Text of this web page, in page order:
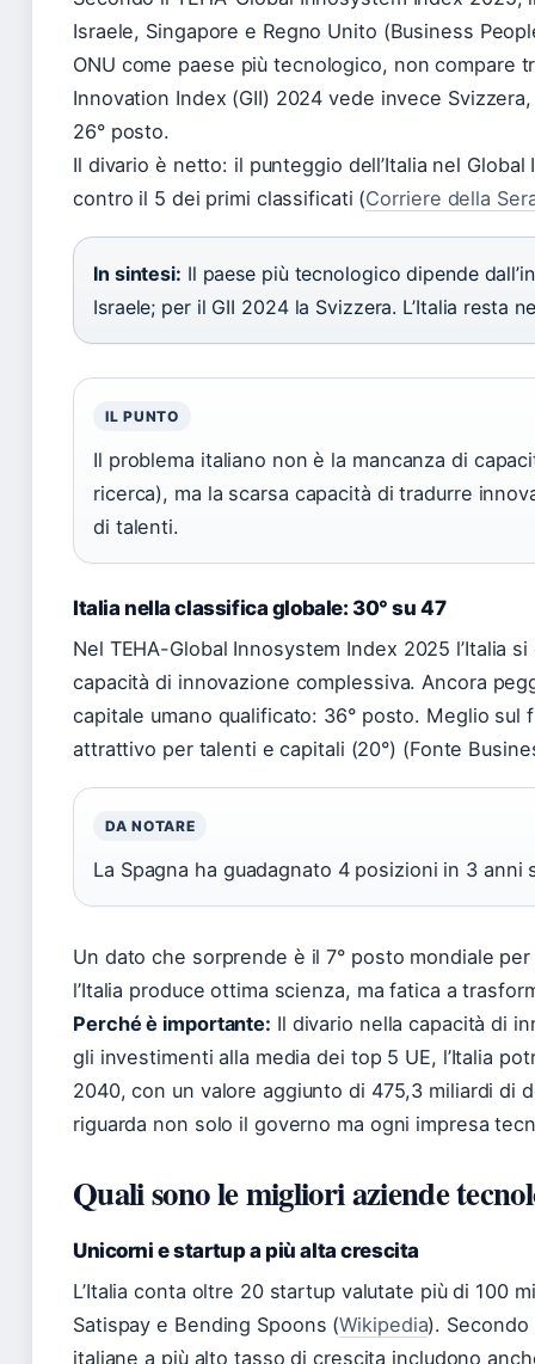
Israele, Singapore e Regno Unito (Business
ONU come paese più tecnologico, non compare
Innovation Index (GII) 2024 vede invece
26° posto.
Il divario è netto: il punteggio dell’Italia nel
contro il 5 dei primi classificati (Corriere della
In sintesi: Il paese più tecnologico dipende
Israele; per il GII 2024 la Svizzera. L’Italia resta
IL PUNTO
Il problema italiano non è la mancanza di
ricerca), ma la scarsa capacità di tradurre
di talenti.
Italia nella classifica globale: 30° su 47
Nel TEHA-Global Innosystem Index 2025 l’Italia
capacità di innovazione complessiva. Ancora
capitale umano qualificato: 36° posto. Meglio
attrattivo per talenti e capitali (20°) (Fonte
DA NOTARE
La Spagna ha guadagnato 4 posizioni in 3 anni
Un dato che sorprende è il 7° posto mondiale
l’Italia produce ottima scienza, ma fatica a
Perché è importante: Il divario nella capacità di
gli investimenti alla media dei top 5 UE, l’Italia
2040, con un valore aggiunto di 475,3 miliardi di
riguarda non solo il governo ma ogni impresa
Quali sono le migliori aziende
Unicorni e startup a più alta crescita
L’Italia conta oltre 20 startup valutate più di 100
Satispay e Bending Spoons (Wikipedia).
italiane a più alto tasso di crescita includono